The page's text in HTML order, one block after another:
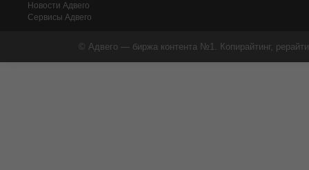
Новости Адвего
Сервисы Адвего
© Адвего — биржа контента №1. Копирайтинг,